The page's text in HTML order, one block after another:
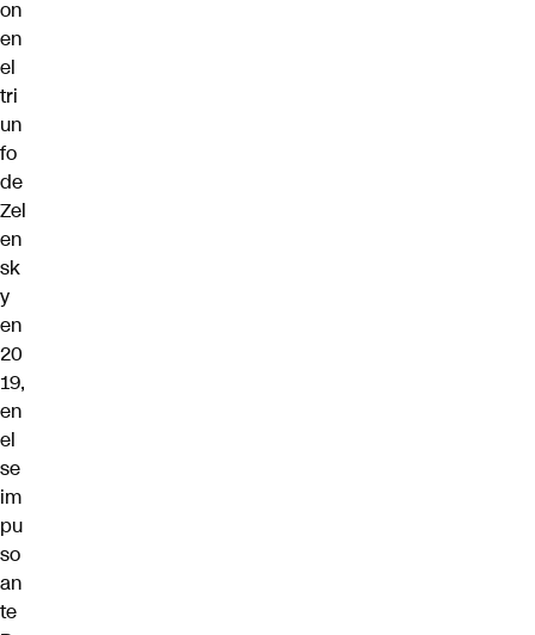
on
en
el
tri
un
fo
de
Zel
en
sk
y
en
20
19,
en
el
se
im
pu
so
an
te